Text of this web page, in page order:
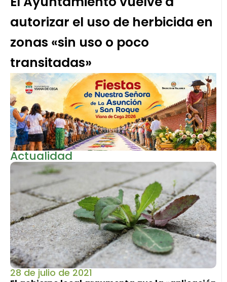
autorizar el uso de herbicida en
zonas «sin uso o poco
transitadas»
Actualidad
28 de julio de 2021